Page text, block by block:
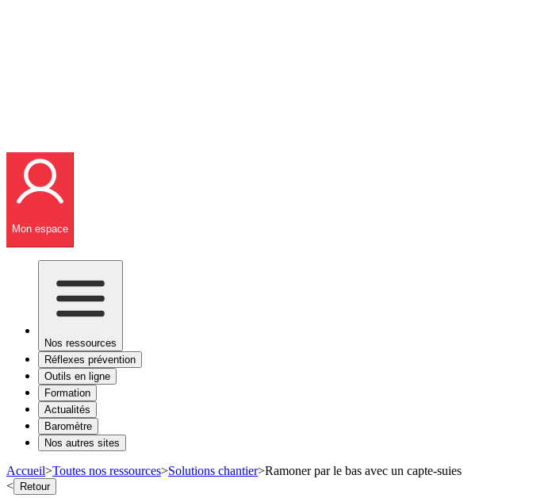
Mon espace
Nos ressources
Réflexes prévention
Outils en ligne
Formation
Actualités
Baromètre
Nos autres sites
Accueil>Toutes nos ressources>Solutions chantier>Ramoner par le bas avec un capte-suies
< Retour